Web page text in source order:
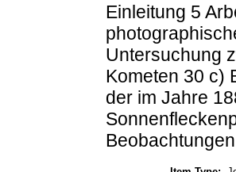
Einleitung 5
Untersuchung
Kometen 30 c)
der im Jahre